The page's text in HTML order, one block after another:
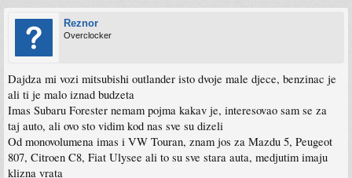
Reznor
Overclocker
Dajdza mi vozi mitsubishi outlander isto dvoje male djece, benzinac je
ali ti je malo iznad budzeta
Imas Subaru Forester nemam pojma kakav je, interesovao sam se za
taj auto, ali ovo sto vidim kod nas sve su dizeli
Od monovolumena imas i VW Touran, znam jos za Mazdu 5, Peugeot
807, Citroen C8, Fiat Ulysee ali to su sve stara auta, medjutim imaju
klizna vrata